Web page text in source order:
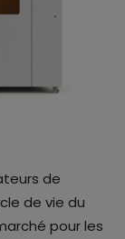
de
de vie du
pour les